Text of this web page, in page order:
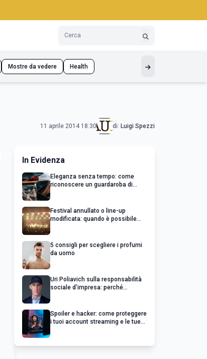
Mostre da vedere Health
11 aprile 2014 18:30 di: Luigi Spezzi
In Evidenza
Eleganza senza tempo: come
riconoscere un guardaroba di
Festival annullato o line-up
modificata: quando è possibile
5 consigli per scegliere i profumi
da uomo
Uri Poliavich sulla responsabilità
sociale d’impresa: perché
Spoiler e hacker: come proteggere
i tuoi account streaming e le tue